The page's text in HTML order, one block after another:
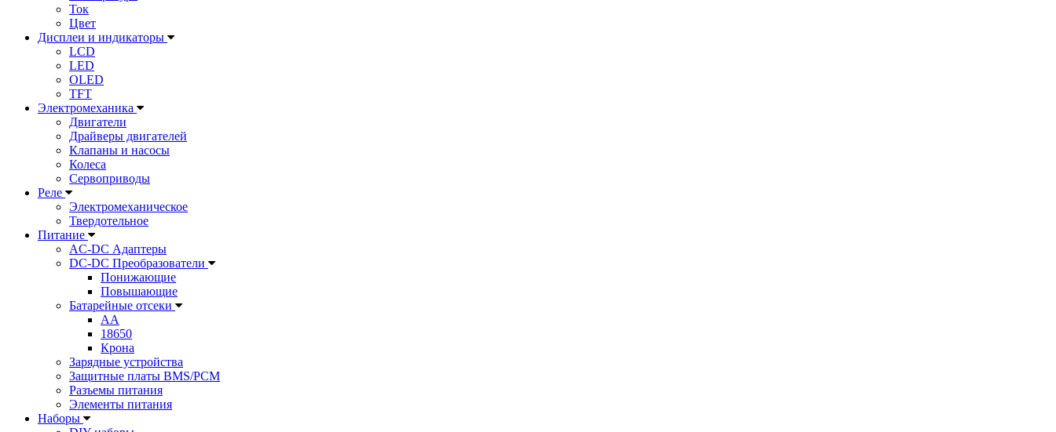
Ток
Цвет
Дисплеи и индикаторы
LCD
LED
OLED
TFT
Электромеханика
Двигатели
Драйверы двигателей
Клапаны и насосы
Колеса
Сервоприводы
Реле
Электромеханическое
Твердотельное
Питание
AC-DC Адаптеры
DC-DC Преобразователи
Понижающие
Повышающие
Батарейные отсеки
AA
18650
Крона
Зарядные устройства
Защитные платы BMS/PCM
Разъемы питания
Элементы питания
Наборы